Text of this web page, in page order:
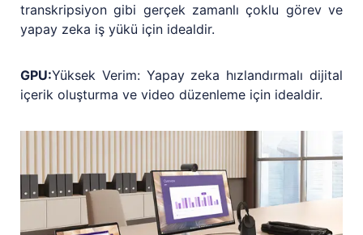
transkripsiyon gibi gerçek zamanlı çoklu görev ve
yapay zeka iş yükü için idealdir.
GPU:Yüksek Verim: Yapay zeka hızlandırmalı dijital
içerik oluşturma ve video düzenleme için idealdir.